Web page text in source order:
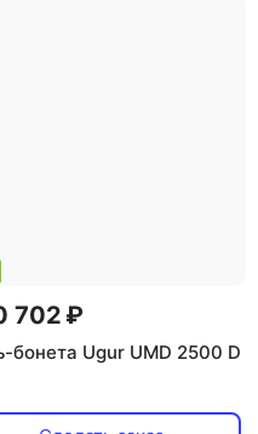
702 ₽
бонета Ugur UMD 2500 D